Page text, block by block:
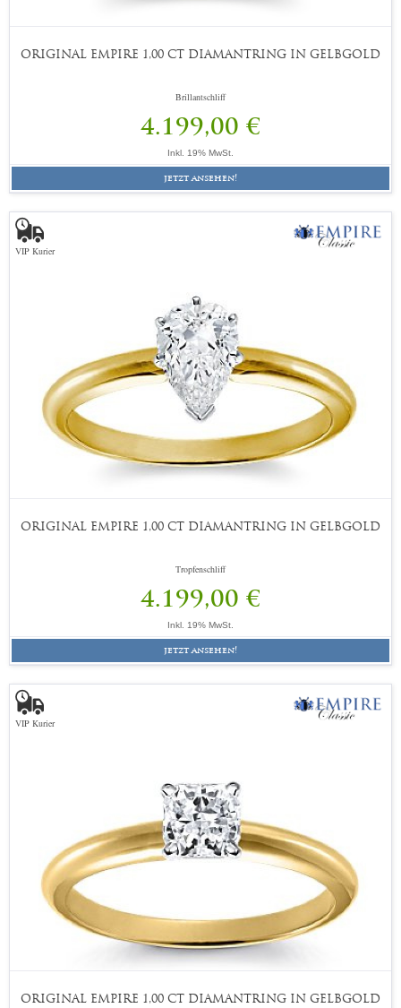
ORIGINAL EMPIRE 1,00 CT DIAMANTRING IN GELBGOLD
Brillantschliff
4.199,00 €
Inkl. 19% MwSt.
jetzt ansehen!
VIP Kurier
ORIGINAL EMPIRE 1,00 CT DIAMANTRING IN GELBGOLD
Tropfenschliff
4.199,00 €
Inkl. 19% MwSt.
jetzt ansehen!
VIP Kurier
ORIGINAL EMPIRE 1,00 CT DIAMANTRING IN GELBGOLD